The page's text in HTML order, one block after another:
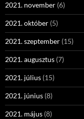
2021. november (6)
2021. október (5)
2021. szeptember (15)
2021. augusztus (7)
2021. július (15)
2021. június (8)
2021. május (8)